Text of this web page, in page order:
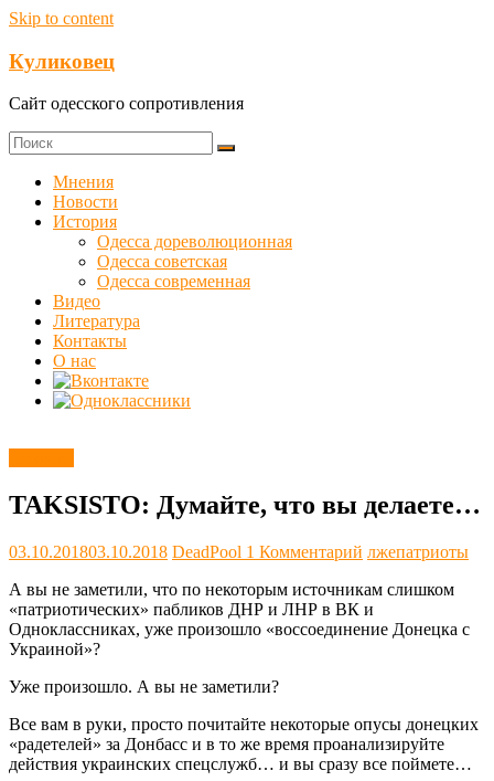
Skip to content
Куликовец
Сайт одесского сопротивления
Мнения
Новости
История
Одесса дореволюционная
Одесса советская
Одесса современная
Видео
Литература
Контакты
О нас
TAKSISTO: Думайте, что вы делаете…
03.10.201803.10.2018 DeadPool 1 Комментарий лжепатриоты
А вы не заметили, что по некоторым источникам слишком
«патриотических» пабликов ДНР и ЛНР в ВК и
Одноклассниках, уже произошло «воссоединение Донецка с
Украиной»?
Уже произошло. А вы не заметили?
Все вам в руки, просто почитайте некоторые опусы донецких
«радетелей» за Донбасс и в то же время проанализируйте
действия украинских спецслужб… и вы сразу все поймете…